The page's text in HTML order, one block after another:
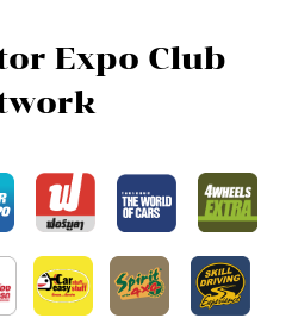
Expo Club